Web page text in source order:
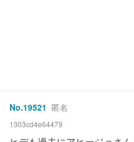
No.19521 匿名
1303cd4e64479